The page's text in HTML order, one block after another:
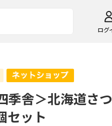
ログ
季舎＞北海道さ
セット